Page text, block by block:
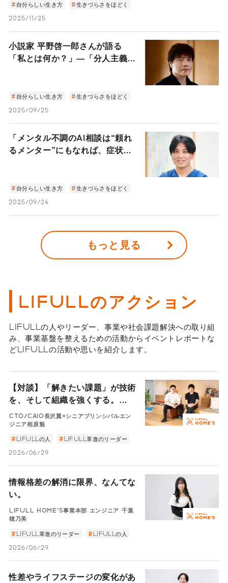
自分らしい生き方 生きづらさをほどく
2025/11/25
小説家 平野啓一郎さんが語る
「私とは何か？」―「分人主義」
自分らしい生き方 生きづらさをほどく
2025/09/25
「メンタル不調のAI相談は“頼れ
るメンター”にもなれば、症状を
とは？｜精神科医・益田裕介
自分らしい生き方 生きづらさをほどく
2025/09/24
もっと見る
LIFULLのアクション
LIFULLの人やリーダー、事業や社会課題解決への取り組
み、事業基盤を整えるための活動からイベントレポートな
どLIFULLの活動や思いを紹介します。
【対談】「解きたい課題」が技術
を、そして組織を強くする。
LIFULLの「経営をリードするエ
ンジニア」
CTO/CAIO長沢翼×シニアプリンシパルエン
ジニア相原魁
LIFULLの人 LIFULL革進のリーダー
2026/06/29
情報格差の解消に限界、なんてな
い。
LIFULL HOME'S事業本部 エンジニア 千葉
穂乃美
LIFULL革進のリーダー LIFULLの人
2026/06/29
性差やライフステージの変化があ